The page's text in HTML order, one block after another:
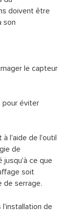
doivent être
son
le capteur
pour éviter
l'aide de l'outil
de
jusqu'à ce que
soit
de serrage.
de